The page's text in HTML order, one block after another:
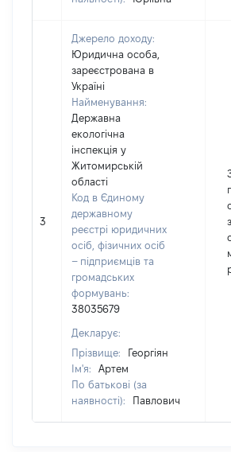
3
Джерело доходу:
Юридична особа,
зареєстрована в
Україні
Найменування:
Державна
екологічна
інспекція у
Житомирській
області
Код в Єдиному
державному
реєстрі юридичних
осіб, фізичних осіб
– підприємців та
громадських
формувань:
38035679
Декларує:
Прізвище:
Георгіян
Ім'я:
Артем
По батькові (за
наявності):
Павлович